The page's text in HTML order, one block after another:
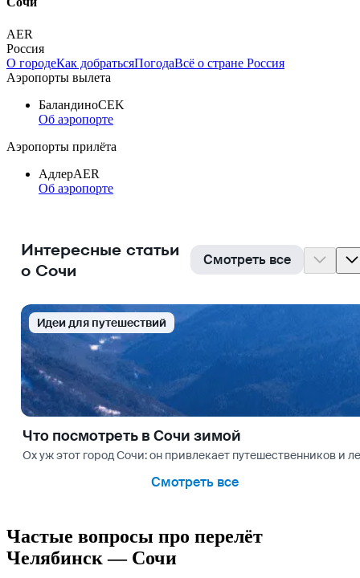
AER
Россия
О городеКак добратьсяПогодаВсё о стране Россия
Аэропорты вылета
БаландиноCEK
Об аэропорте
Аэропорты прилёта
АдлерAER
Об аэропорте
Интересные статьи
о Сочи
Смотреть все
Идеи для путешествий
Что посмотреть в Сочи зимой
Ох уж этот город Сочи: он привлекает путешественников и
Смотреть все
Частые вопросы про перелёт
Челябинск — Сочи